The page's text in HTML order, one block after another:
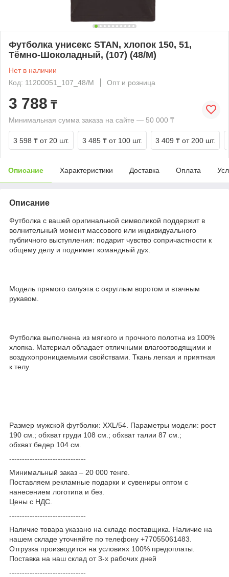
Футболка унисекс STAN, хлопок 150, 51,
Тёмно-Шоколадный, (107) (48/M)
Нет в наличии
Код: 11200051_107_48/M
Опт и розница
3 788 ₸
Минимальная сумма заказа на сайте — 50 000 ₸
3 598 ₸ от 20 шт. 3 485 ₸ от 100 шт. 3 409 ₸ от 200 шт.
Описание Характеристики Доставка Оплата
Описание
Футболка с вашей оригинальной символикой поддержит в
волнительный момент массового или индивидуального
публичного выступления: подарит чувство сопричастности к
общему делу и поднимет командный дух.
Модель прямого силуэта с округлым воротом и втачным
рукавом.
Футболка выполнена из мягкого и прочного полотна из 100%
хлопка. Материал обладает отличными влагоотводящими и
воздухопроницаемыми свойствами. Ткань легкая и приятная
к телу.
Размер мужской футболки: XXL/54. Параметры модели: рост
190 см.; обхват груди 108 см.; обхват талии 87 см.;
обхват бедер 104 см.
------------------------------
Минимальный заказ – 20 000 тенге.
Поставляем рекламные подарки и сувениры оптом с
нанесением логотипа и без.
Цены с НДС.
------------------------------
Наличие товара указано на складе поставщика. Наличие на
нашем складе уточняйте по телефону +77055061483.
Отгрузка производится на условиях 100% предоплаты.
Поставка на наш склад от 3-x рабочих дней
------------------------------